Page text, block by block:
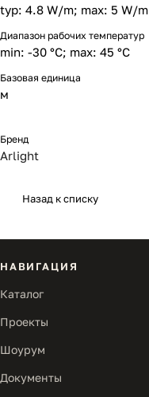
typ: 4.8 W/m; max: 5 W/m
Диапазон рабочих температур
min: -30 °C; max: 45 °C
Базовая единица
м
Бренд
Arlight
Назад к списку
НАВИГАЦИЯ
Каталог
Проекты
Шоурум
Документы